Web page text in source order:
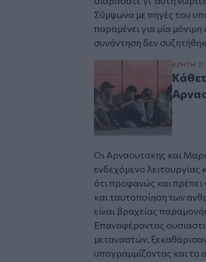
Σύμφωνα με πηγές του
παραμένει για μία
συνάντηση δεν
ΚΡΗΤΗ
Οι Αρναουτακης και
ενδεχόμενο λειτουργίας
ότι προφανώς και πρέπει
και ταυτοποίηση των
είναι βραχείας
Επαναφέροντας
μεταναστών,
υπογραμμίζοντας και το